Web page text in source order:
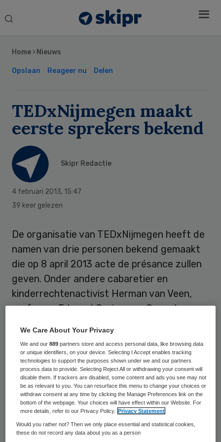
Search
Home › Nieuws
Opslaan Reageer nu Delen
TEDxNijmegen maakt
eerste sprekers bekend
Skipr Redactie
4 februari 2013, 15:47
39 keer gelezen
De organisatie van TEDxNijmegen heeft de
namen van drie personen bekend gemaakt
die op 8 april 2013 acte de présance zullen
geven. Onder andere cabaretier en
kinderrechtenactivist Herman van Veen,
professor Edward Gerjuoy en Gerard van
het TEDxNijmegen thema ‘leven’.
TEDxNijmegen wordt dit jaar voor het eerst
georganiseerd en is de opvolger van
TEDxMaastricht, dat in 2011 en 2012
plaatsvond met als thema ‘the future of
health’. TEDxNijmegen gaat over het leven.
Over wat mensen tegenkomen van
Sidebar
We Care About Your Privacy
We and our889 partners store and access personal data, like browsing data
or unique identifiers, on your device. Selecting I Accept enables tracking
technologies to support the purposes shown under we and our partners
process data to provide. Selecting Reject All or withdrawing your consent will
disable them. If trackers are disabled, some content and ads you see may not
be as relevant to you. You can resurface this menu to change your choices or
withdraw consent at any time by clicking the Manage Preferences link on the
bottom of the webpage. Your choices will have effect within our Website. For
more details, refer to our Privacy Policy.
Privacy Statement
Would you rather not? Then we only place essential and statistical cookies,
these do not record any data about you as a person